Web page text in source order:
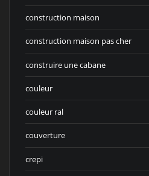
construction maison
construction maison pas cher
construire une cabane
couleur
couleur ral
couverture
crepi